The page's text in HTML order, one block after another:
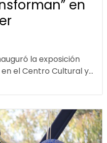
en
la exposición
el Centro Cultural y...